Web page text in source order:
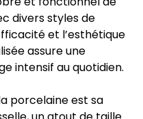
divers styles de
et l’esthétique
assure une
intensif au quotidien.
porcelaine est sa